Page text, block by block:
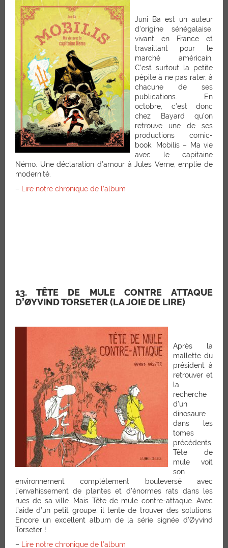
Juni Ba est un auteur
d’origine sénégalaise,
vivant en France et
travaillant pour le
marché américain.
C’est surtout la petite
pépite à ne pas rater, à
chacune de ses
publications. En
octobre, c’est donc
chez Bayard qu’on
retrouve une de ses
productions comic-
book, Mobilis – Ma vie
avec le capitaine
Némo. Une déclaration d’amour à Jules Verne, emplie de
modernité.
–
Lire notre chronique de l’album
13. TÊTE DE MULE CONTRE ATTAQUE
D’ØYVIND TORSETER (LA JOIE DE LIRE)
Après la
mallette du
président à
retrouver et
la
recherche
d’un
dinosaure
dans les
tomes
précédents,
Tête de
mule voit
son
environnement complètement bouleversé avec
l’envahissement de plantes et d’énormes rats dans les
rues de sa ville. Mais Tête de mule contre-attaque. Avec
l’aide d’un petit groupe, il tente de trouver des solutions.
Encore un excellent album de la série signée d’Øyvind
Torseter !
–
Lire notre chronique de l’album